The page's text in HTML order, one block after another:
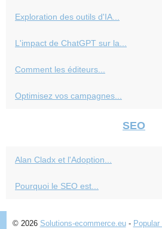
Exploration des outils d'IA...
L'impact de ChatGPT sur la...
Comment les éditeurs...
Optimisez vos campagnes...
SEO
Alan Cladx et l'Adoption...
Pourquoi le SEO est...
© 2026 Solutions-ecommerce.eu- Popular